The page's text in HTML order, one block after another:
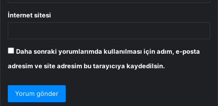
İnternet sitesi
Daha sonraki yorumlarımda kullanılması için adım, e-posta
adresim ve site adresim bu tarayıcıya kaydedilsin.